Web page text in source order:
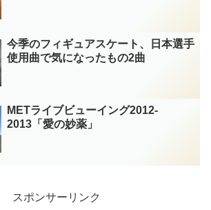
今季のフィギュアスケート、日本選手
使用曲で気になったもの2曲
METライブビューイング2012-
2013「愛の妙薬」
スポンサーリンク